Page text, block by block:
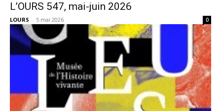
L’OURS 547, mai-juin 2026
LOURS - 5 mai 2026 0